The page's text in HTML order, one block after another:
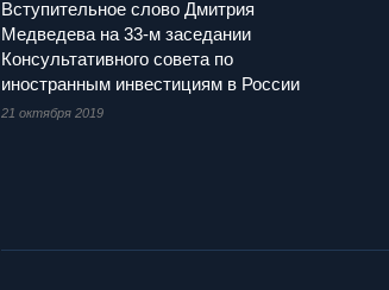
Вступительное слово Дмитрия
Медведева на 33-м заседании
Консультативного совета по
иностранным инвестициям в России
21 октября 2019